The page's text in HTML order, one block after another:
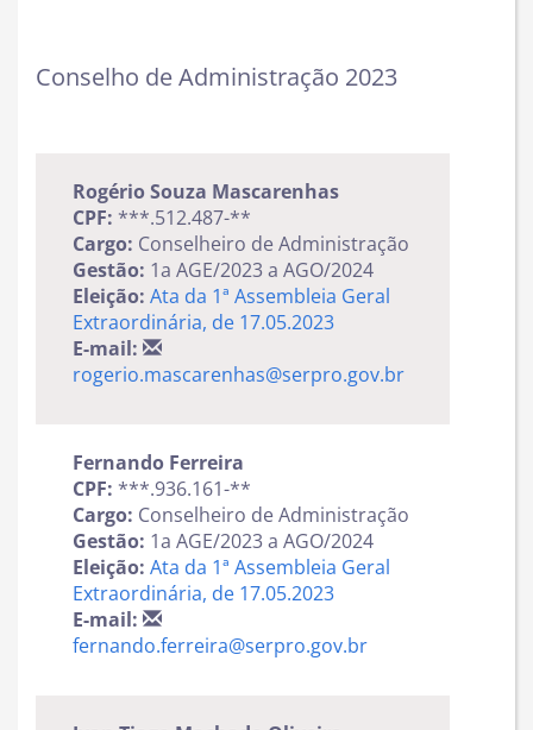
Conselho de Administração 2023
Rogério Souza Mascarenhas
CPF: ***.512.487-**
Cargo: Conselheiro de Administração
Gestão: 1a AGE/2023 a AGO/2024
Eleição: Ata da 1ª Assembleia Geral
Extraordinária, de 17.05.2023
E-mail:
rogerio.mascarenhas@serpro.gov.br
Fernando Ferreira
CPF: ***.936.161-**
Cargo: Conselheiro de Administração
Gestão: 1a AGE/2023 a AGO/2024
Eleição: Ata da 1ª Assembleia Geral
Extraordinária, de 17.05.2023
E-mail:
fernando.ferreira@serpro.gov.br